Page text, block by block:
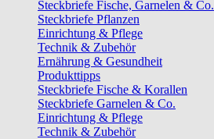
Steckbriefe Fische, Garnelen & Co.
Steckbriefe Pflanzen
Einrichtung & Pflege
Technik & Zubehör
Ernährung & Gesundheit
Produkttipps
Steckbriefe Fische & Korallen
Steckbriefe Garnelen & Co.
Einrichtung & Pflege
Technik & Zubehör